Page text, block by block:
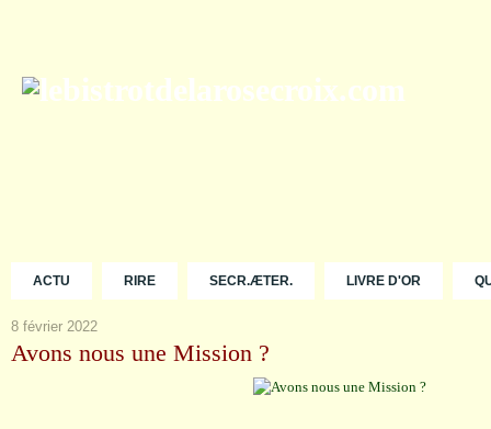
ACTU RIRE SECR.ÆTER. LIVRE D'OR
8 février 2022
Avons nous une Mission ?